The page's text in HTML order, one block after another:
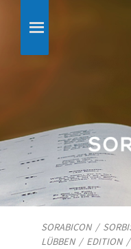
SORABICON/
LÜBBEN/ EDITION/